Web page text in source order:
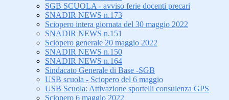
SGB SCUOLA - avviso ferie docenti precari
SNADIR NEWS n.173
Sciopero intera giornata del 30 maggio 2022
SNADIR NEWS n.151
Sciopero generale 20 maggio 2022
SNADIR NEWS n.150
SNADIR NEWS n.164
Sindacato Generale di Base -SGB
USB scuola - Sciopero del 6 maggio
USB Scuola: Attivazione sportelli consulenza GPS
Sciopero 6 maggio 2022